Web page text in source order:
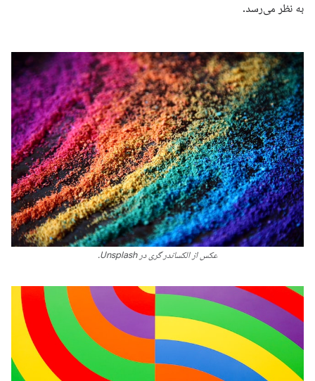
به نظر می‌رسد.
عکس از الکساندر گری در Unsplash.